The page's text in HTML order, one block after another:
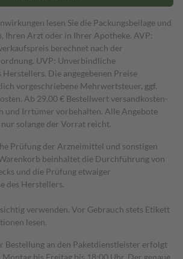
lesen Sie die Packungsbeilage und
Ihren Arzt oder in Ihrer Apotheke. AVP:
berechnet nach der
UVP: Unverbindliche
Die angegebenen Preise
vorgeschriebene Mehrwertsteuer, ggf.
Ab 29,00 € Bestell­wert versand­kosten­
und Irrtümer vorbehalten. Alle Angebote
solange der Vorrat reicht.
Prüfung der Arzneimittel und sonstigen
beinhaltet die Durchführung von
und die Prüfung etwaiger
des Herstellers.
verwenden. Vor Gebrauch stets Etikett
lesen.
Bestellung an den Paketdienstleister erfolgt
bis Freitag bis 18:00 Uhr. Der genaue